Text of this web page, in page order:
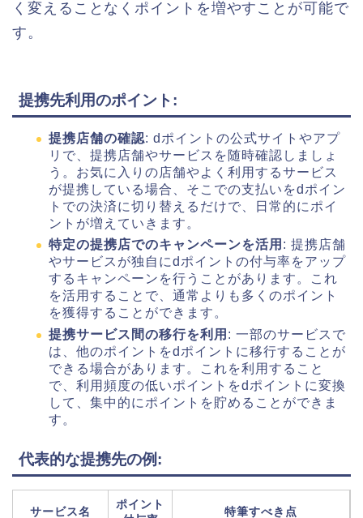
く変えることなくポイントを増やすことが可能で
す。
提携先利用のポイント:
提携店舗の確認: dポイントの公式サイトやアプ
リで、提携店舗やサービスを随時確認しましょ
う。お気に入りの店舗やよく利用するサービス
が提携している場合、そこでの支払いをdポイン
トでの決済に切り替えるだけで、日常的にポイ
ントが増えていきます。
特定の提携店でのキャンペーンを活用 : 提携店舗
やサービスが独自にdポイントの付与率をアップ
するキャンペーンを行うことがあります。これ
を活用することで、通常よりも多くのポイント
を獲得することができます。
提携サービス間の移行を利用 : 一部のサービスで
は、他のポイントをdポイントに移行することが
できる場合があります。これを利用すること
で、利用頻度の低いポイントをdポイントに変換
して、集中的にポイントを貯めることができま
す。
代表的な提携先の例:
サービス名
ポイント
特筆すべき点